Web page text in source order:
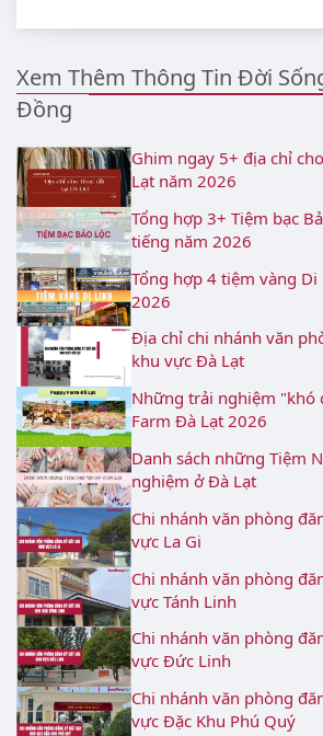
Xem Thêm Thông Tin Đời
Đồng
Ghim ngay 5+ địa chỉ
Lạt năm 2026
Tổng hợp 3+ Tiệm bạc
tiếng năm 2026
Tổng hợp 4 tiệm vàng
2026
Địa chỉ chi nhánh văn
khu vực Đà Lạt
Những trải nghiệm "khó
Farm Đà Lạt 2026
Danh sách những Tiệm
nghiệm ở Đà Lạt
Chi nhánh văn phòng
vực La Gi
Chi nhánh văn phòng
vực Tánh Linh
Chi nhánh văn phòng
vực Đức Linh
Chi nhánh văn phòng
vực Đặc Khu Phú Quý